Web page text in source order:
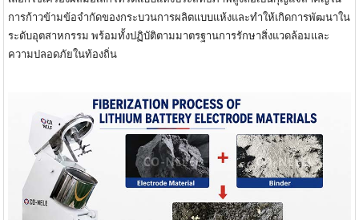
การก้าวข้ามข้อจำกัดของกระบวนการผลิตแบบแห้งและทำให้เกิดการพัฒนาใน
ระดับอุตสาหกรรม พร้อมทั้งปฏิบัติตามมาตรฐานการรักษาสิ่งแวดล้อมและ
ความปลอดภัยในท้องถิ่น